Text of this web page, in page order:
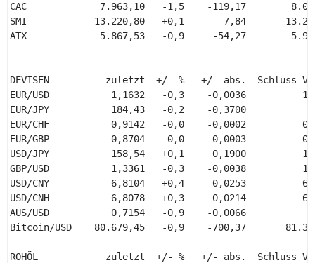
CAC             7.963,10   -1,5    -119,17
SMI            13.220,80   +0,1       7,84
ATX             5.867,53   -0,9     -54,27
DEVISEN          zuletzt  +/- %   +/- abs.  Schluss
EUR/USD           1,1632   -0,3    -0,0036
EUR/JPY           184,43   -0,2    -0,3700
EUR/CHF           0,9142   -0,0    -0,0002
EUR/GBP           0,8704   -0,0    -0,0003
USD/JPY           158,54   +0,1     0,1900
GBP/USD           1,3361   -0,3    -0,0038
USD/CNY           6,8104   +0,4     0,0253
USD/CNH           6,8078   +0,3     0,0214
AUS/USD           0,7154   -0,9    -0,0066
Bitcoin/USD    80.679,45   -0,9    -700,37
ROHÖL            zuletzt  +/- %   +/- abs.  Schluss